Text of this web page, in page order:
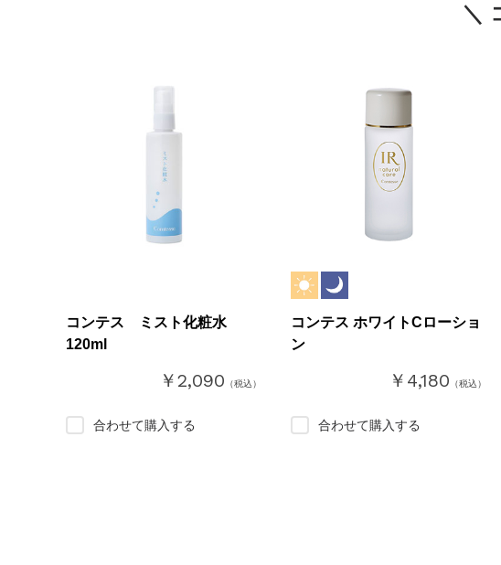
＼
コンテス ミスト化粧水
120ml
￥2,090 （税込）
合わせて購入する
コンテス ホワイトCローショ
ン
￥4,180 （税込）
合わせて購入する